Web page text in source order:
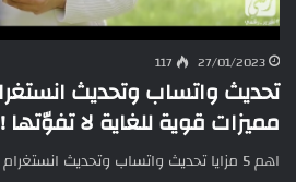
27/01/2023
117
مميزات قوية للغاية لا تفوّتها !
اهم 5 مزايا تحديث واتساب وتحديث انستغرام لعام 2023